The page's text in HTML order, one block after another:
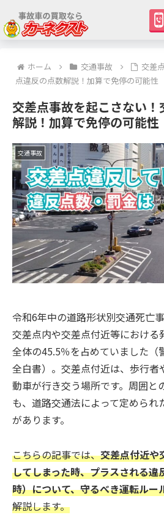
ホーム 交通事故
交差
点違反の点数解説！加算で免停の可能性
交差点事故を起こさない
解説！加算で免停の可能性
交通事故
令和6年中の道路形状別交通死亡
交差点内や交差点付近等における
全体の45.5％を占めていました（
全白書）。交差点付近は、歩行者
動車が行き交う場所です。周囲と
も、道路交通法によって定められ
があります。
こちらの記事では、交差点付近や
してしまった時、プラスされる違
時）について、守るべき運転ルー
解説します。